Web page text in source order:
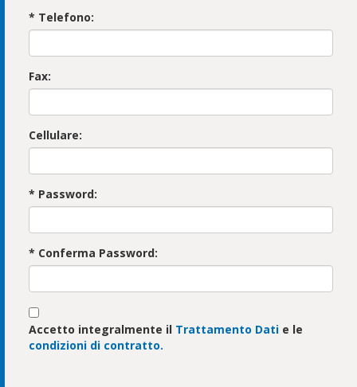
* Telefono:
Fax:
Cellulare:
* Password:
* Conferma Password:
Accetto integralmente il Trattamento Dati e le
condizioni di contratto.